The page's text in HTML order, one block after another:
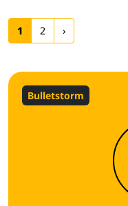
1 2 ›
Bulletstorm